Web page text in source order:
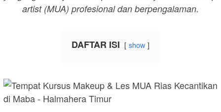
artist (MUA) profesional dan berpengalaman.
DAFTAR ISI show